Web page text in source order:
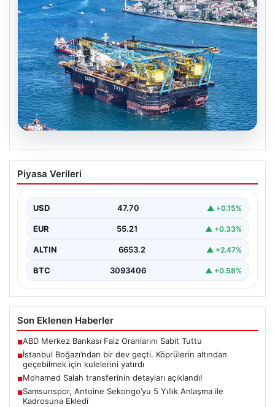
06.08.2026
İstanbul Boğazı’ndan bir dev geçti.
Köprülerin altından geçebilmek için
Piyasa Verileri
USD 47.70 ▲ +0.15%
EUR 55.21 ▲ +0.33%
ALTIN 6653.2 ▲ +2.47%
BTC 3093406 ▲ +0.58%
Son Eklenen Haberler
■ABD Merkez Bankası Faiz Oranlarını Sabit Tuttu
■İstanbul Boğazı’ndan bir dev geçti. Köprülerin altından
geçebilmek için kulelerini yatırdı
■Mohamed Salah transferinin detayları açıklandı!
■Samsunspor, Antoine Sekongo’yu 5 Yıllık Anlaşma ile
Kadrosuna Ekledi